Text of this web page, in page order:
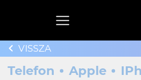
VISSZA
Telefon Apple